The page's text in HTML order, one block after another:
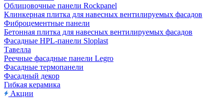
Облицовочные панели Rockpanel
Клинкерная плитка для навесных вентилируемых фасадов
Фиброцементные панели
Бетонная плитка для навесных вентилируемых фасадов
Фасадные HPL-панели Sloplast
Тавелла
Реечные фасадные панели Legro
Фасадные термопанели
Фасадный декор
Гибкая керамика
Акции